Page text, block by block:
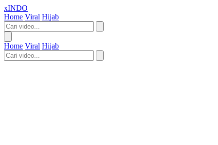
xINDO
Home Viral Hijab
Home Viral Hijab